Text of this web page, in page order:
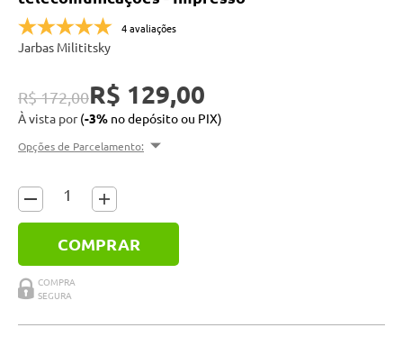
4 avaliações
Jarbas Milititsky
R$ 172,00R$ 129,00
À vista por(-3% no depósito ou PIX)
Opções de Parcelamento:
COMPRAR